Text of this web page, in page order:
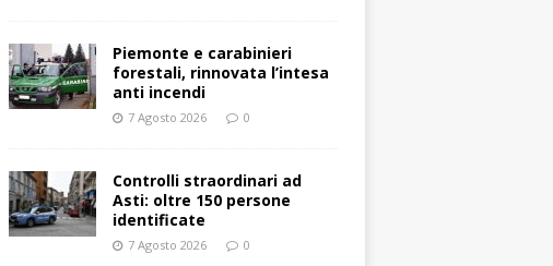
Piemonte e carabinieri
forestali, rinnovata l’intesa
anti incendi
7 Agosto 2026 0
Controlli straordinari ad
Asti: oltre 150 persone
identificate
7 Agosto 2026 0